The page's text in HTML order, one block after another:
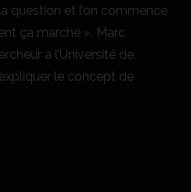
question et l’on commence
ça marche ». Marc
à l’Université de
le concept de